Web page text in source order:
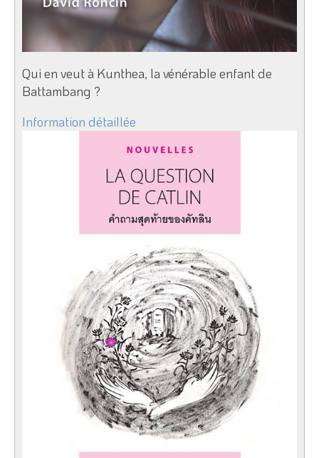
Qui en veut à Kunthea, la vénérable enfant de
Battambang ?
Information détaillée